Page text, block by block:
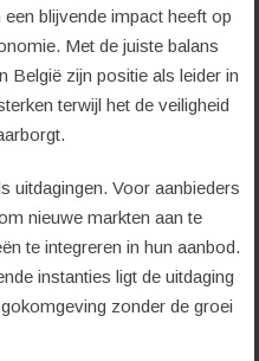
blijvende impact heeft op
Met de juiste balans
België zijn positie als leider in
terwijl het de veiligheid
uitdagingen. Voor aanbieders
nieuwe markten aan te
te integreren in hun aanbod.
instanties ligt de uitdaging
zonder de groei